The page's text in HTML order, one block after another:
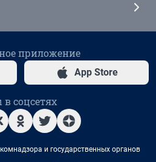
приложение
App Store
соцсетях
и государственных органов